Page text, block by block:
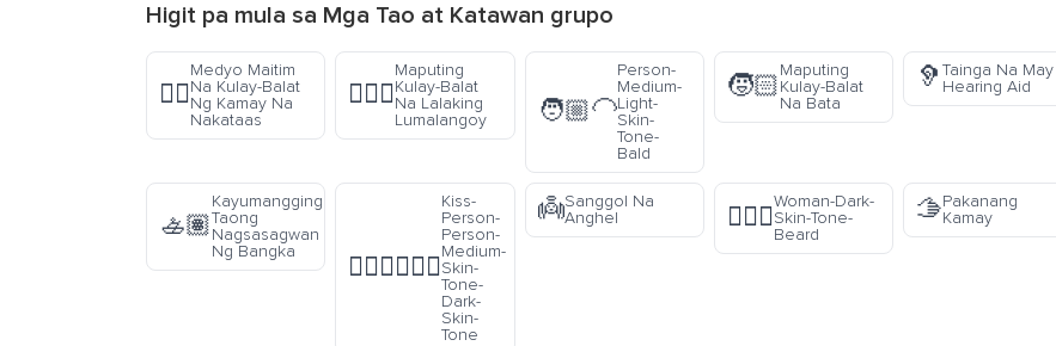
Higit pa mula sa Mga Tao at Katawan grupo
✋🏾
Medyo Maitim
Na Kulay-Balat
Ng Kamay Na
Nakataas
🏊🏻‍♂️
Maputing
Kulay-Balat
Na Lalaking
Lumalangoy
🧑🏼‍🦲
Person-
Medium-
Light-
Skin-
Tone-
Bald
🧒🏻
Maputing
Kulay-Balat
Na Bata
🦻 Tainga Na May
Hearing Aid
🚣🏽
Kayumangging
Taong
Nagsasagwan
Ng Bangka
🧑🏽‍❤️‍💋‍🧑🏿
Kiss-
Person-
Person-
Medium-
Skin-
Tone-
Dark-
Skin-
Tone
👼Sanggol Na
Anghel
🧔🏿‍♀️
Woman-Dark-
Skin-Tone-
Beard
🫱Pakanang
Kamay